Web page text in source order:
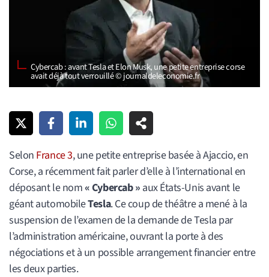
Cybercab : avant Tesla et Elon Musk, une petite entreprise corse
avait déjà tout verrouillé © journaldeleconomie.fr
Selon France 3, une petite entreprise basée à Ajaccio, en
Corse, a récemment fait parler d’elle à l’international en
déposant le nom« Cybercab » aux États-Unis avant le
géant automobileTesla. Ce coup de théâtre a mené à la
suspension de l’examen de la demande de Tesla par
l’administration américaine, ouvrant la porte à des
négociations et à un possible arrangement financier entre
les deux parties.